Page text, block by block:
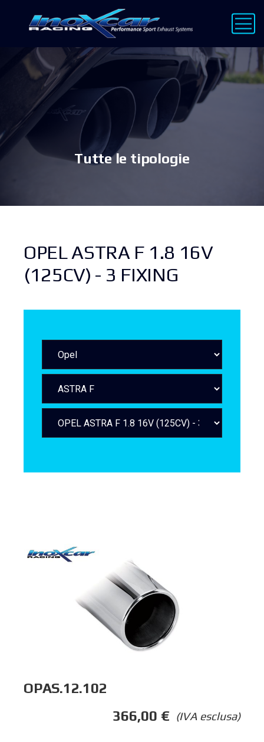
Tutte le tipologie
OPEL ASTRA F 1.8 16V
(125CV) - 3 FIXING
OPAS.12.102
(IVA esclusa)
366,00 €